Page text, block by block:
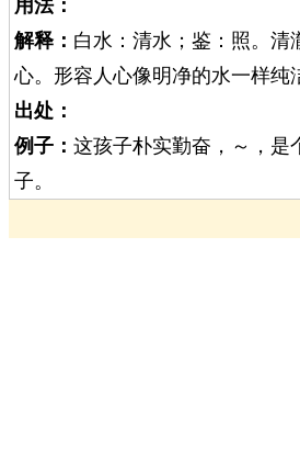
用法：
解释： 白水：清水；鉴：照。清
心。形容人心像明净的水一样纯
出处：
例子： 这孩子朴实勤奋，～，是
子。